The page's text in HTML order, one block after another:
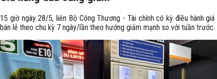
15 giờ ngày 28/5, liên Bộ Công Thương - Tài chính có kỳ điều hành
bán lẻ theo chu kỳ 7 ngày/lần theo hướng giảm mạnh so với tuần trước.